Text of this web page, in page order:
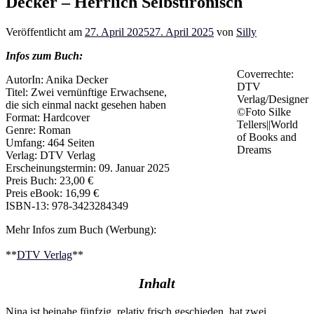
Veröffentlicht am 27. April 202527. April 2025 von Silly
Coverrechte:
DTV
Verlag/Designer
©Foto Silke
Tellers||World
of Books and
Dreams
Infos zum Buch:
AutorIn: Anika Decker
Titel: Zwei vernünftige Erwachsene,
die sich einmal nackt gesehen haben
Format: Hardcover
Genre: Roman
Umfang: 464 Seiten
Verlag: DTV Verlag
Erscheinungstermin: 09. Januar 2025
Preis Buch: 23,00 €
Preis eBook: 16,99 €
ISBN-13: 978-3423284349
Mehr Infos zum Buch (Werbung):
**DTV Verlag**
Inhalt
Nina ist beinahe fünfzig, relativ frisch geschieden, hat zwei